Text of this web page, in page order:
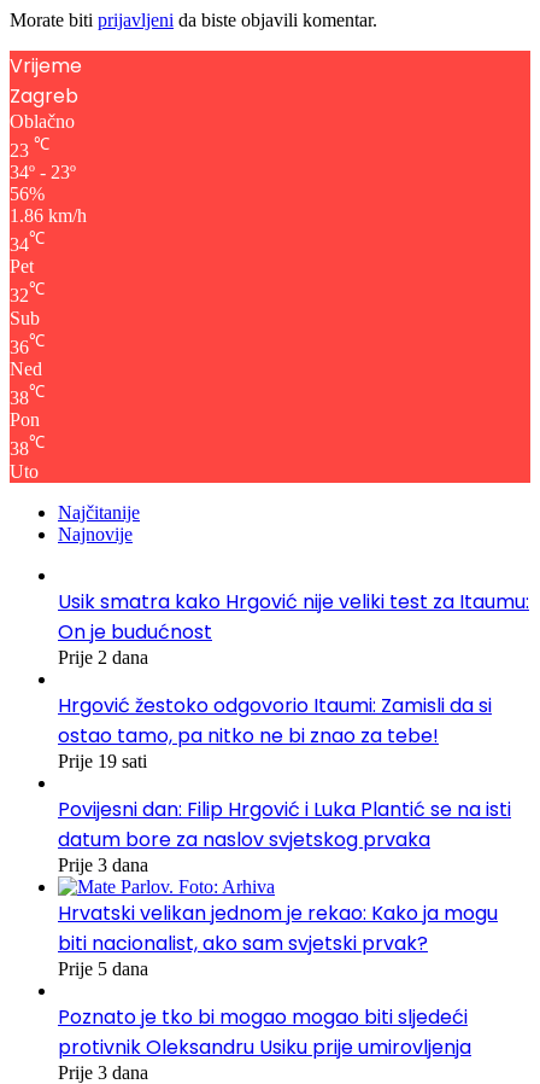
Morate biti prijavljeni da biste objavili komentar.
Vrijeme
Zagreb
Oblačno
23 ℃
34º - 23º
56%
1.86 km/h
34℃
Pet
32℃
Sub
36℃
Ned
38℃
Pon
38℃
Uto
Najčitanije
Najnovije
Usik smatra kako Hrgović nije veliki test za Itaumu:
On je budućnost
Prije 2 dana
Hrgović žestoko odgovorio Itaumi: Zamisli da si
ostao tamo, pa nitko ne bi znao za tebe!
Prije 19 sati
Povijesni dan: Filip Hrgović i Luka Plantić se na isti
datum bore za naslov svjetskog prvaka
Prije 3 dana
Hrvatski velikan jednom je rekao: Kako ja mogu
biti nacionalist, ako sam svjetski prvak?
Prije 5 dana
Poznato je tko bi mogao mogao biti sljedeći
protivnik Oleksandru Usiku prije umirovljenja
Prije 3 dana